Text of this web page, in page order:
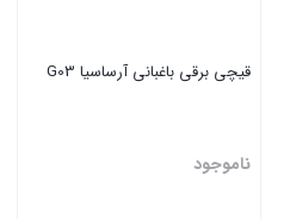
قیچی برقی باغبانی آرساسیا G03
ناموجود